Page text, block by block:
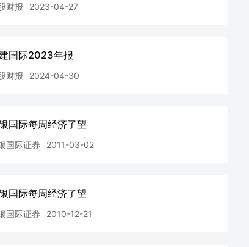
财报 2023-04-27
国际2023年报
财报 2024-04-30
国际每周经济了望
国际证券 2011-03-02
国际每周经济了望
国际证券 2010-12-21